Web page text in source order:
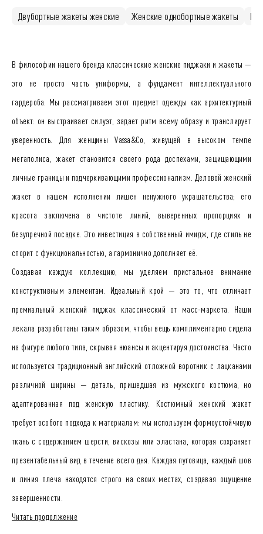
Двубортные жакеты женские Женские однобортные жакеты
В философии нашего бренда классические женские пиджаки и жакеты —
это не просто часть униформы, а фундамент интеллектуального
гардероба. Мы рассматриваем этот предмет одежды как архитектурный
объект: он выстраивает силуэт, задает ритм всему образу и транслирует
уверенность. Для женщины Vassa&Co, живущей в высоком темпе
мегаполиса, жакет становится своего рода доспехами, защищающими
личные границы и подчеркивающими профессионализм. Деловой женский
жакет в нашем исполнении лишен ненужного украшательства; его
красота заключена в чистоте линий, выверенных пропорциях и
безупречной посадке. Это инвестиция в собственный имидж, где стиль не
спорит с функциональностью, а гармонично дополняет её.
Создавая каждую коллекцию, мы уделяем пристальное внимание
конструктивным элементам. Идеальный крой — это то, что отличает
премиальный женский пиджак классический от масс-маркета. Наши
лекала разработаны таким образом, чтобы вещь комплиментарно сидела
на фигуре любого типа, скрывая нюансы и акцентируя достоинства. Часто
используется традиционный английский отложной воротник с лацканами
различной ширины — деталь, пришедшая из мужского костюма, но
адаптированная под женскую пластику. Костюмный женский жакет
требует особого подхода к материалам: мы используем формоустойчивую
ткань с содержанием шерсти, вискозы или эластана, которая сохраняет
презентабельный вид в течение всего дня. Каждая пуговица, каждый шов
и линия плеча находятся строго на своих местах, создавая ощущение
завершенности.
Вопрос о том, с чем носить классический женский жакет, решается легко
Читать продолжение